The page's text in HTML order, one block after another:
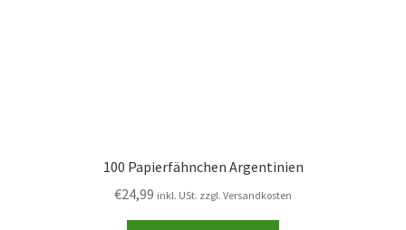
100 Papierfähnchen Argentinien
€24,99 inkl. USt. zzgl. Versandkosten